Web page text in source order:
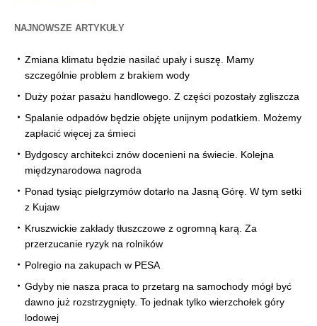
NAJNOWSZE ARTYKUŁY
Zmiana klimatu będzie nasilać upały i suszę. Mamy
szczególnie problem z brakiem wody
Duży pożar pasażu handlowego. Z części pozostały zgliszcza
Spalanie odpadów będzie objęte unijnym podatkiem. Możemy
zapłacić więcej za śmieci
Bydgoscy architekci znów docenieni na świecie. Kolejna
międzynarodowa nagroda
Ponad tysiąc pielgrzymów dotarło na Jasną Górę. W tym setki
z Kujaw
Kruszwickie zakłady tłuszczowe z ogromną karą. Za
przerzucanie ryzyk na rolników
Polregio na zakupach w PESA
Gdyby nie nasza praca to przetarg na samochody mógł być
dawno już rozstrzygnięty. To jednak tylko wierzchołek góry
lodowej